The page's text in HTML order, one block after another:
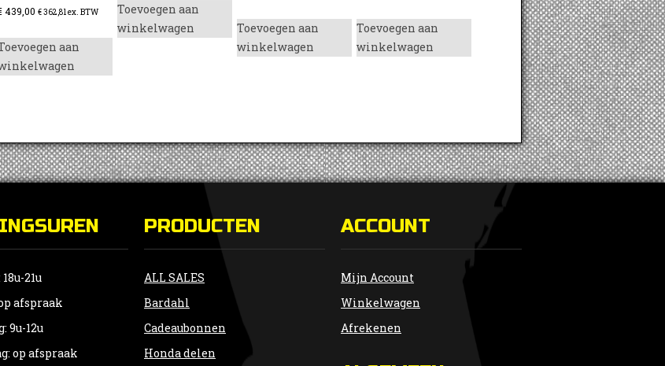
439,00 €362,81ex. BTW
aan
Toevoegen aan
winkelwagen
Toevoegen aan
winkelwagen
Toevoegen aan
winkelwagen
21u
afspraak
9u-12u
op afspraak
PRODUCTEN
ALL SALES
Bardahl
Cadeaubonnen
Honda delen
ACCOUNT
Mijn Account
Winkelwagen
Afrekenen